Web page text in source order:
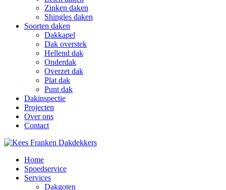
Zinken daken
Shingles daken
Soorten daken
Dakkapel
Dak overstek
Hellend dak
Onderdak
Overzet dak
Plat dak
Punt dak
Dakinspectie
Projecten
Over ons
Contact
Home
Spoedservice
Services
Dakgoten